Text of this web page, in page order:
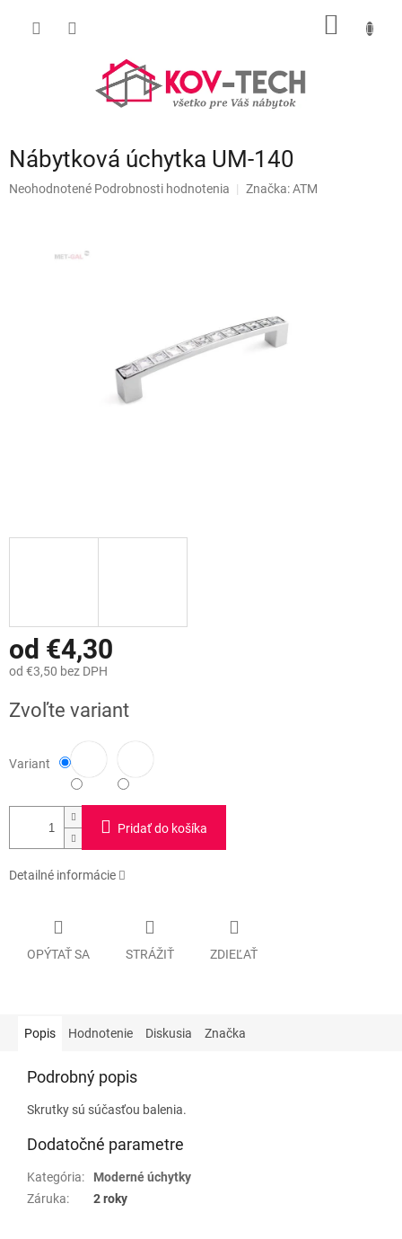
Nábytková úchytka UM-140
Priemerné
Neohodnotené Podrobnosti hodnotenia Značka:ATM
od €4,30
od €3,50 bez DPH
cena:
Zvoľte variant
Variant
Pridať do košíka
Detailné informácie
OPÝTAŤ SA STRÁŽIŤ ZDIEĽAŤ
Popis Hodnotenie Diskusia Značka
Podrobný popis
Skrutky sú súčasťou balenia.
Dodatočné parametre
Kategória:
Moderné úchytky
Záruka: 2 roky